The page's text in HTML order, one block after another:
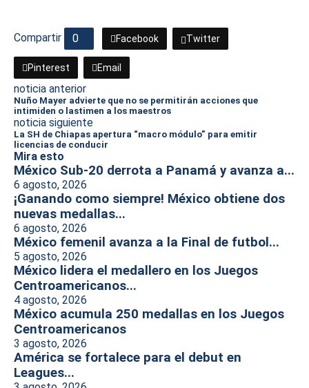
Compartir 0 Facebook Twitter
Pinterest Email
noticia anterior
Nuño Mayer advierte que no se permitirán acciones que
intimiden o lastimen a los maestros
noticia siguiente
La SH de Chiapas apertura “macro módulo” para emitir
licencias de conducir
Mira esto
México Sub-20 derrota a Panamá y avanza a...
6 agosto, 2026
¡Ganando como siempre! México obtiene dos
nuevas medallas...
6 agosto, 2026
México femenil avanza a la Final de futbol...
5 agosto, 2026
México lidera el medallero en los Juegos
Centroamericanos...
4 agosto, 2026
México acumula 250 medallas en los Juegos
Centroamericanos
3 agosto, 2026
América se fortalece para el debut en
Leagues...